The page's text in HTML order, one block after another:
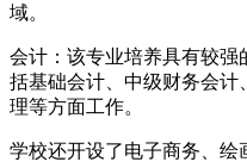
域。
会计：该专业培养具有较
括基础会计、中级财务会
理等方面工作。
学校还开设了电子商务、绘